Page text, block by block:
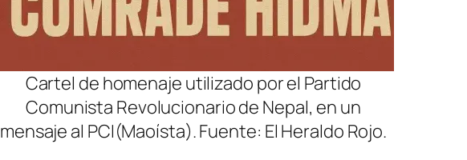
Cartel de homenaje utilizado por el Partido
Comunista Revolucionario de Nepal, en un
mensaje al PCI(Maoísta). Fuente: El Heraldo Rojo.